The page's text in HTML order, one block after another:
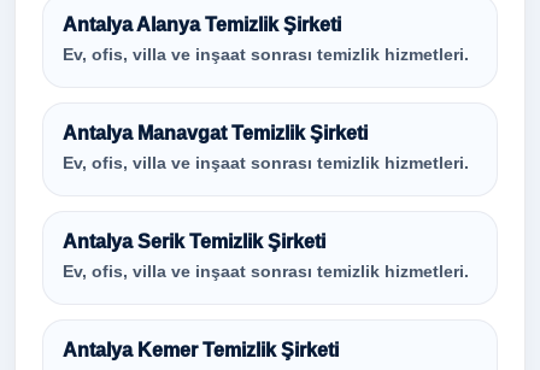
Antalya Alanya Temizlik Şirketi
Ev, ofis, villa ve inşaat sonrası temizlik hizmetleri.
Antalya Manavgat Temizlik Şirketi
Ev, ofis, villa ve inşaat sonrası temizlik hizmetleri.
Antalya Serik Temizlik Şirketi
Ev, ofis, villa ve inşaat sonrası temizlik hizmetleri.
Antalya Kemer Temizlik Şirketi